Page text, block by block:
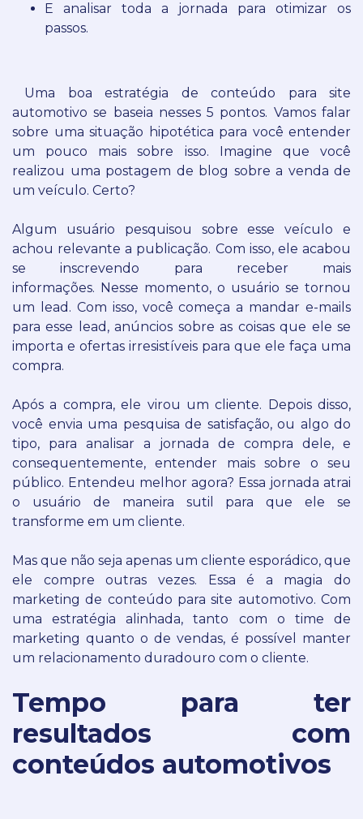
E analisar toda a jornada para otimizar os
passos.
Uma boa estratégia de conteúdo para site
automotivo se baseia nesses 5 pontos. Vamos falar
sobre uma situação hipotética para você entender
um pouco mais sobre isso.
Imagine que você
realizou uma postagem de blog sobre a venda de
um veículo. Certo?
Algum usuário pesquisou sobre esse veículo e
achou relevante a publicação. Com isso, ele acabou
se inscrevendo para receber mais
informações. Nesse momento, o usuário se tornou
um lead. Com isso, você começa a mandar e-mails
para esse lead, anúncios sobre as coisas que ele se
importa e ofertas irresistíveis para que ele faça uma
compra.
Após a compra, ele virou um cliente. Depois disso,
você envia uma pesquisa de satisfação, ou algo do
tipo, para analisar a jornada de compra dele, e
consequentemente, entender mais sobre o seu
público. Entendeu melhor agora? Essa jornada atrai
o usuário de maneira sutil para que ele se
transforme em um cliente.
Mas que não seja apenas um cliente esporádico, que
ele compre outras vezes.
Essa é a magia do
marketing de conteúdo para site automotivo. Com
uma estratégia alinhada, tanto com o time de
marketing quanto o de vendas, é possível manter
um relacionamento duradouro com o cliente.
Tempo para ter
resultados com
conteúdos automotivos